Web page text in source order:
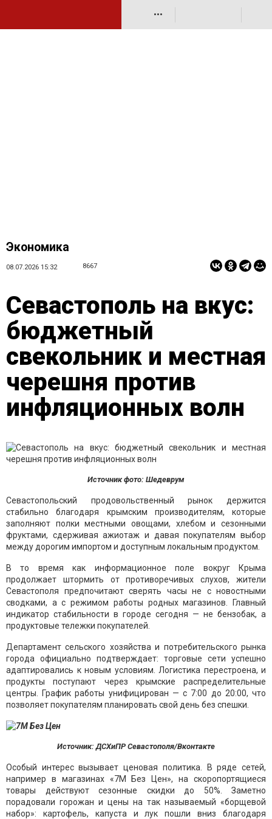
•••
Экономика
08.07.2026 15:32 8667
Севастополь на вкус:
бюджетный
свекольник и местная
черешня против
инфляционных волн
Источник фото: Шедеврум
Севастопольский продовольственный рынок держится
стабильно благодаря крымским производителям, которые
заполняют полки местными овощами, хлебом и сезонными
фруктами, сдерживая ажиотаж и давая покупателям выбор
между дорогим импортом и доступным локальным продуктом.
В то время как информационное поле вокруг Крыма
продолжает штормить от противоречивых слухов, жители
Севастополя предпочитают сверять часы не с новостными
сводками, а с режимом работы родных магазинов. Главный
индикатор стабильности в городе сегодня — не бензобак, а
продуктовые тележки покупателей.
Департамент сельского хозяйства и потребительского рынка
города официально подтверждает: торговые сети успешно
адаптировались к новым условиям. Логистика перестроена, и
продукты поступают через крымские распределительные
центры. График работы унифицирован — с 7:00 до 20:00, что
позволяет покупателям планировать свой день без спешки.
Источник: ДСХиПР Севастополя/Вконтакте
Особый интерес вызывает ценовая политика. В ряде сетей,
например в магазинах «7М Без Цен», на скоропортящиеся
товары действуют сезонные скидки до 50%. Заметно
порадовали горожан и цены на так называемый «борщевой
набор»: картофель, капуста и лук пошли вниз благодаря